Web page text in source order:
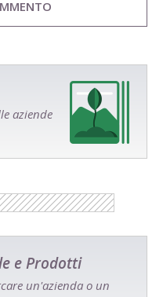
aziende
e Prodotti
un'azienda o un